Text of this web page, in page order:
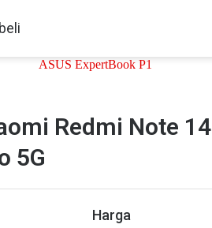
Redmi Note 14
5G
Harga